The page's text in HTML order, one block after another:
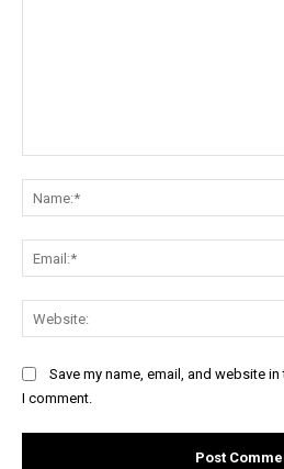
Save my name, email, and website
I comment.